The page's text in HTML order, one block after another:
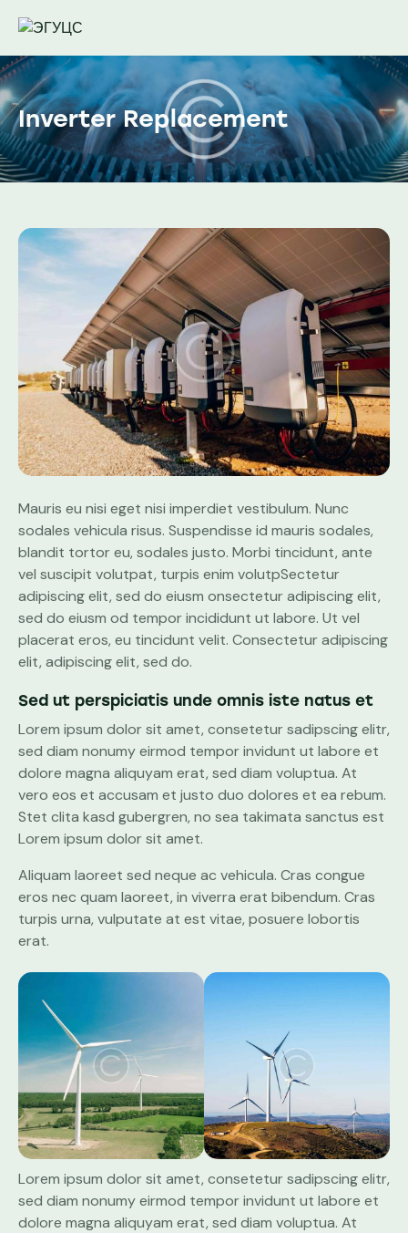
Inverter Replacement
Mauris eu nisi eget nisi imperdiet vestibulum. Nunc
sodales vehicula risus. Suspendisse id mauris sodales,
blandit tortor eu, sodales justo. Morbi tincidunt, ante
vel suscipit volutpat, turpis enim volutpSectetur
adipiscing elit, sed do eiusm onsectetur adipiscing elit,
sed do eiusm od tempor incididunt ut labore. Ut vel
placerat eros, eu tincidunt velit. Consectetur adipiscing
elit, adipiscing elit, sed do.
Sed ut perspiciatis unde omnis iste natus et
Lorem ipsum dolor sit amet, consetetur sadipscing elitr,
sed diam nonumy eirmod tempor invidunt ut labore et
dolore magna aliquyam erat, sed diam voluptua. At
vero eos et accusam et justo duo dolores et ea rebum.
Stet clita kasd gubergren, no sea takimata sanctus est
Lorem ipsum dolor sit amet.
Aliquam laoreet sed neque ac vehicula. Cras congue
eros nec quam laoreet, in viverra erat bibendum. Cras
turpis urna, vulputate at est vitae, posuere lobortis
erat.
Lorem ipsum dolor sit amet, consetetur sadipscing elitr,
sed diam nonumy eirmod tempor invidunt ut labore et
dolore magna aliquyam erat, sed diam voluptua. At